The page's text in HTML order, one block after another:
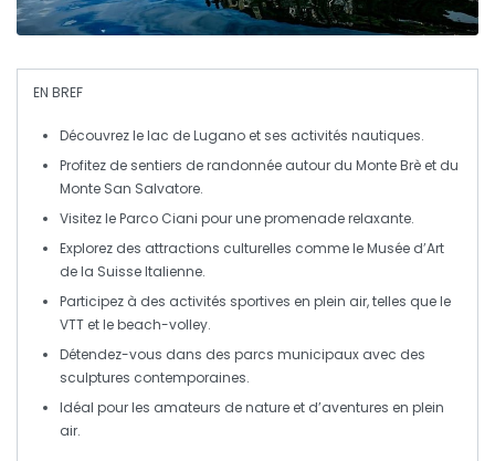
EN BREF
Découvrez lelac de Lugano et ses activités nautiques.
Profitez de sentiers derandonnée autour du Monte Brè et du
Monte San Salvatore.
Visitez leParco Ciani pour une promenade relaxante.
Explorez des attractions culturelles comme leMusée d’Art
de la Suisse Italienne.
Participez à des activités sportives en plein air, telles que le
VTT et lebeach-volley.
Détendez-vous dans des parcs municipaux avec des
sculptures contemporaines.
Idéal pour les amateurs de nature et d’aventures en plein
air.